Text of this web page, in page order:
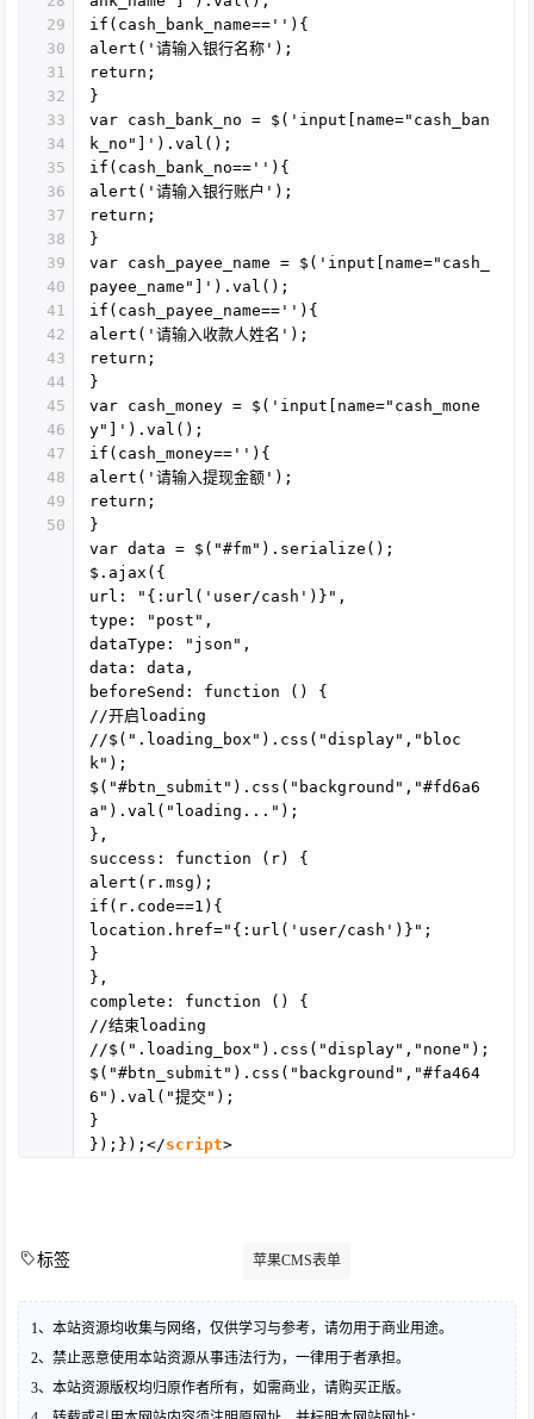
29
30
31
32
33
34
35
36
37
38
39
40
41
42
43
44
45
46
47
48
49
50
if(cash_bank_name==''){
alert('请输入银行名称');
return;
}
var cash_bank_no = $('input[name="cash_ban
k_no"]').val();
if(cash_bank_no==''){
alert('请输入银行账户');
return;
}
var cash_payee_name = $('input[name="cash_
payee_name"]').val();
if(cash_payee_name==''){
alert('请输入收款人姓名');
return;
}
var cash_money = $('input[name="cash_mone
y"]').val();
if(cash_money==''){
alert('请输入提现金额');
return;
}
var data = $("#fm").serialize();
$.ajax({
url: "{:url('user/cash')}",
type: "post",
dataType: "json",
data: data,
beforeSend: function () {
//开启loading
//$(".loading_box").css("display","bloc
k");
$("#btn_submit").css("background","#fd6a6
a").val("loading...");
},
success: function (r) {
alert(r.msg);
if(r.code==1){
location.href="{:url('user/cash')}";
}
},
complete: function () {
//结束loading
//$(".loading_box").css("display","none");
$("#btn_submit").css("background","#fa464
6").val("提交");
}
});});</script>
标签 苹果CMS表单
1、本站资源均收集与网络，仅供学习与参考，请勿用于商业用途。
2、禁止恶意使用本站资源从事违法行为，一律用于者承担。
3、本站资源版权均归原作者所有，如需商业，请购买正版。